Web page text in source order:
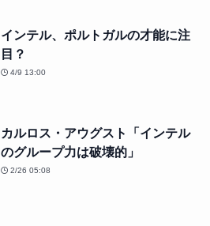
インテル、ポルトガルの才能に注
目？
4/9 13:00
カルロス・アウグスト「インテル
のグループ力は破壊的」
2/26 05:08